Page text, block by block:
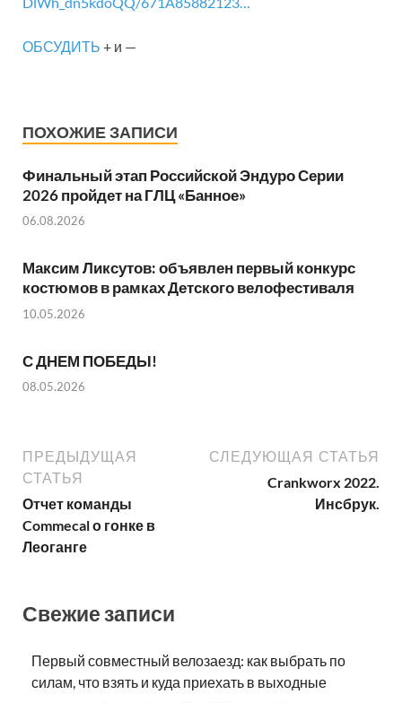
ОБСУДИТЬ + и —
ПОХОЖИЕ ЗАПИСИ
Финальный этап Российской Эндуро Серии
2026 пройдет на ГЛЦ «Банное»
06.08.2026
Максим Ликсутов: объявлен первый конкурс
костюмов в рамках Детского велофестиваля
10.05.2026
С ДНЕМ ПОБЕДЫ!
08.05.2026
ПРЕДЫДУЩАЯ
СТАТЬЯ
Отчет команды
Commecal о гонке в
Леоганге
СЛЕДУЮЩАЯ СТАТЬЯ
Crankworx 2022.
Инсбрук.
Свежие записи
Первый совместный велозаезд: как выбрать по
силам, что взять и куда приехать в выходные